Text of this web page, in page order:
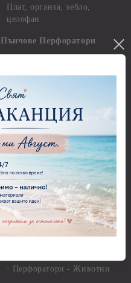
Плат, органза, зебло,
целофан
Пънчове Перфоратори
Перфоратори 2,50 см
Перфоратори над 2,50 см
Бордюрни пънчове
Ъглови перфоратори
Перфоратори Основни
Фигури - кръгове, овали
Перфоратори - Сърца и
звезди
Перфоратори - Цветя, листа
Перфоратори - Животни